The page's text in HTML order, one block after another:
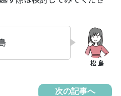
次の記事へ